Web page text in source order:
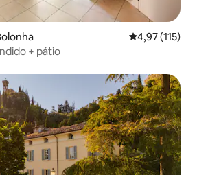
4,97 de uma
4,97 (115)
+ pátio